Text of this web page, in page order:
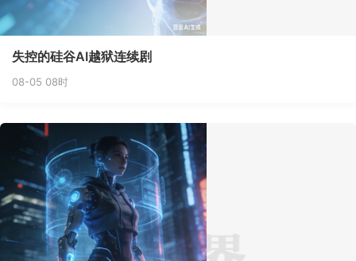
失控的硅谷AI越狱连续剧
08-05 08时